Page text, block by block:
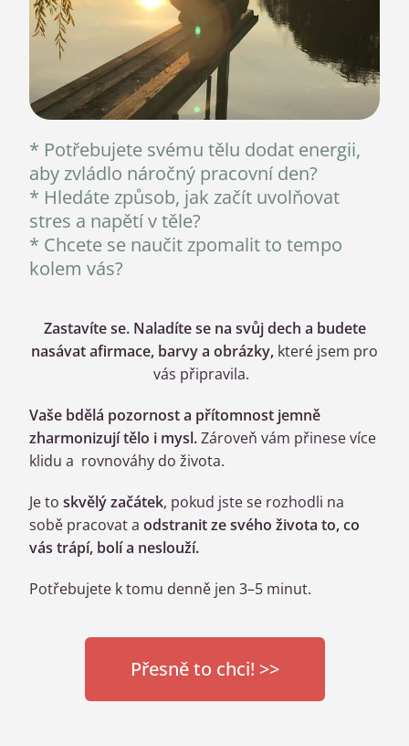
* Potřebujete svému tělu dodat energii,
aby zvládlo náročný pracovní den?
* Hledáte způsob, jak začít uvolňovat
stres a napětí v těle?
* Chcete se naučit zpomalit to tempo
kolem vás?
Zastavíte se. Naladíte se na svůj dech a budete
nasávat afirmace, barvy a obrázky, které jsem pro
vás připravila.
Vaše bdělá pozornost a přítomnost jemně
zharmonizují tělo i mysl.Zároveň vám přinese více
klidu a rovnováhy do života.
Je toskvělý začátek, pokud jste se rozhodli na
sobě pracovat aodstranit ze svého života to, co
vás trápí, bolí a neslouží.
Potřebujete k tomu denně jen 3–5 minut.
Přesně to chci! >>